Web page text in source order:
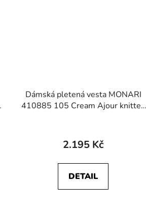
Dámská pletená vesta MONARI
410885 105 Cream Ajour knitted
2.195 Kč
DETAIL